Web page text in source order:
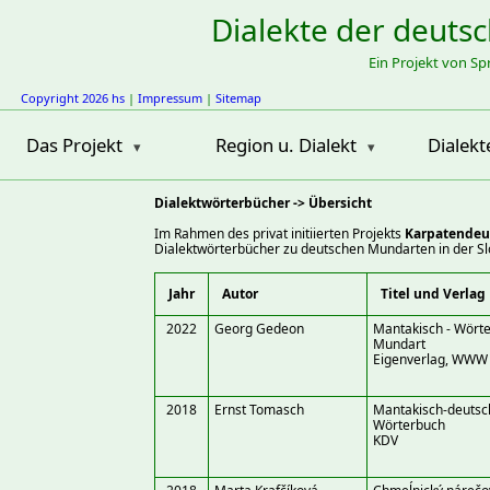
Dialekte der
Ein Projekt von
Copyright 2026 hs | Impressum | Sitemap
Das Projekt Region u. Dialekt
Dialektwörterbücher -> Übersicht
Im Rahmen des privat initiierten Projekts
Dialektwörterbücher zu deutschen Mundarten in der
Jahr Autor
Titel und Verlag
2022
Georg Gedeon
Mantakisch -
Mundart
Eigenverlag, WWW
2018 Ernst Tomasch
Mantakisch-
Wörterbuch
KDV